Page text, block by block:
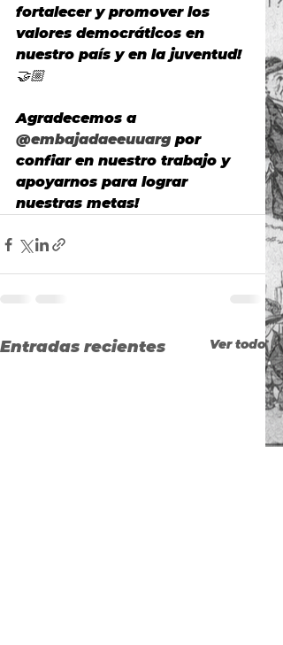
fortalecer y promover los
valores democráticos en
nuestro país y en la juventud!
🤝🏼
Agradecemos a
@embajadaeeuuarg por
confiar en nuestro trabajo y
apoyarnos para lograr
nuestras metas!
Entradas recientes Ver todo